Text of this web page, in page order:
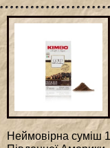
Неймовірна суміш